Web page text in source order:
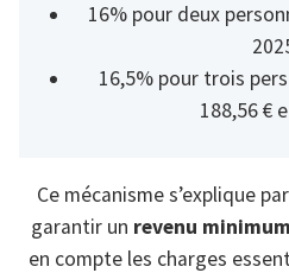
16% pour deux
16,5% pour trois
188,56 €
Ce mécanisme s’explique
garantir un revenu minimum
en compte les charges